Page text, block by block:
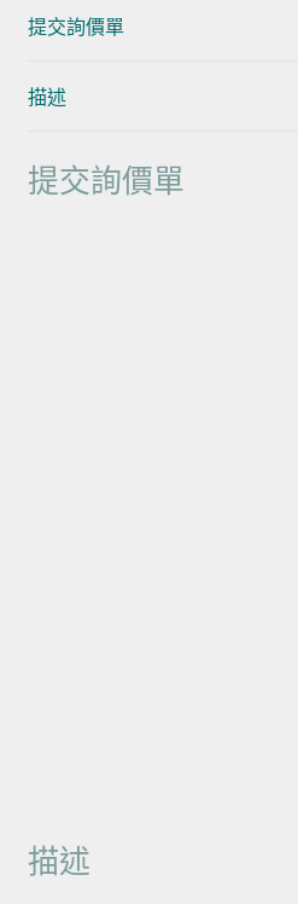
提交詢價單
描述
提交詢價單
描述